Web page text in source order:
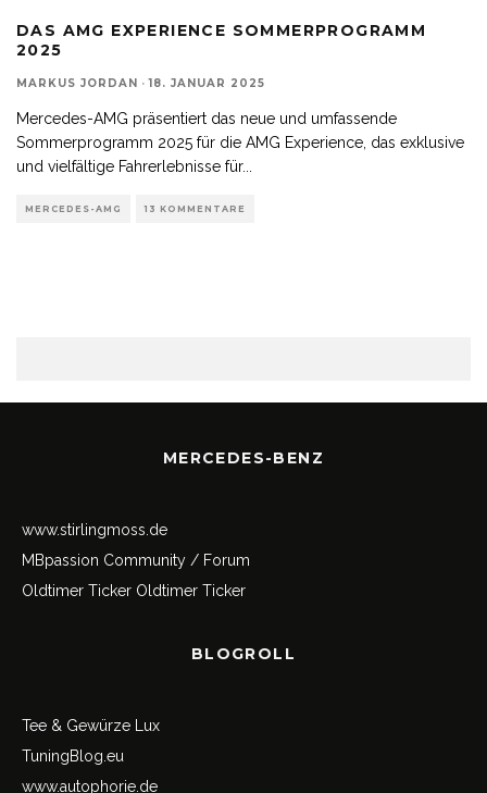
DAS AMG EXPERIENCE SOMMERPROGRAMM
2025
MARKUS JORDAN · 18. JANUAR 2025
Mercedes-AMG präsentiert das neue und umfassende
Sommerprogramm 2025 für die AMG Experience, das exklusive
und vielfältige Fahrerlebnisse für...
MERCEDES-AMG 13 KOMMENTARE
MERCEDES-BENZ
www.stirlingmoss.de
MBpassion Community / Forum
Oldtimer Ticker Oldtimer Ticker
BLOGROLL
Tee & Gewürze Lux
TuningBlog.eu
www.autophorie.de